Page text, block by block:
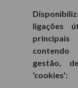
ligações
contendo
gestão,
‘cookies’: